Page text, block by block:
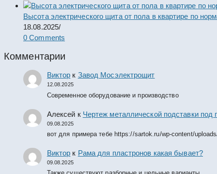
Высота электрического щита от пола в квартире по
18.08.2025/
0 Comments
Комментарии
Виктор к Завод Мосэлектрощит
12.08.2025
Современное оборудование и производство
Алексей к Чертеж металлической подставки
09.08.2025
вот для примера тебе https://sartok.ru/wp-content/
Виктор к Рама для пластронов какая бывает?
09.08.2025